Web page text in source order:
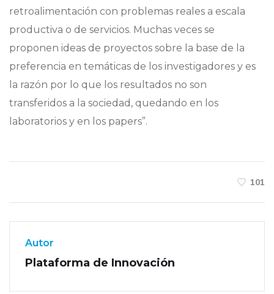
retroalimentación con problemas reales a escala
productiva o de servicios. Muchas veces se
proponen ideas de proyectos sobre la base de la
preferencia en temáticas de los investigadores y es
la razón por lo que los resultados no son
transferidos a la sociedad, quedando en los
laboratorios y en los papers”.
101
Autor
Plataforma de Innovación